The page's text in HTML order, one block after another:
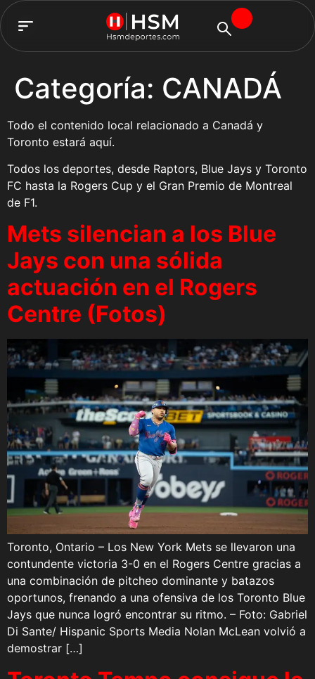
Categoría: CANADÁ
Todo el contenido local relacionado a Canadá y
Toronto estará aquí.
Todos los deportes, desde Raptors, Blue Jays y Toronto
FC hasta la Rogers Cup y el Gran Premio de Montreal
de F1.
Mets silencian a los Blue
Jays con una sólida
actuación en el Rogers
Centre (Fotos)
Toronto, Ontario – Los New York Mets se llevaron una
contundente victoria 3-0 en el Rogers Centre gracias a
una combinación de pitcheo dominante y batazos
oportunos, frenando a una ofensiva de los Toronto Blue
Jays que nunca logró encontrar su ritmo. – Foto: Gabriel
Di Sante/ Hispanic Sports Media Nolan McLean volvió a
demostrar […]